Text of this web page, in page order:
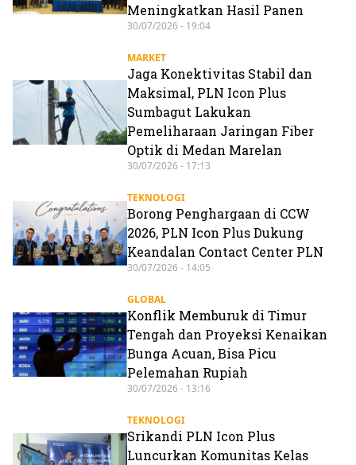
Meningkatkan Hasil Panen
30/07/2026 - 19:04
MARKET
Jaga Konektivitas Stabil dan
Maksimal, PLN Icon Plus
Sumbagut Lakukan
Pemeliharaan Jaringan Fiber
Optik di Medan Marelan
30/07/2026 - 17:13
TEKNOLOGI
Borong Penghargaan di CCW
2026, PLN Icon Plus Dukung
Keandalan Contact Center PLN
30/07/2026 - 14:05
GLOBAL
Konflik Memburuk di Timur
Tengah dan Proyeksi Kenaikan
Bunga Acuan, Bisa Picu
Pelemahan Rupiah
30/07/2026 - 13:16
TEKNOLOGI
Srikandi PLN Icon Plus
Luncurkan Komunitas Kelas